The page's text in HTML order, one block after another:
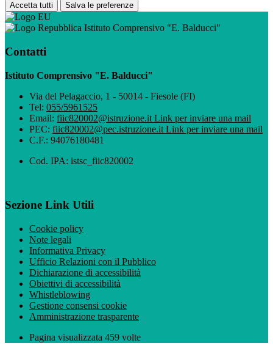
Accetta tutti Salva le preferenze
Istituto Comprensivo "E. Balducci"
Contatti
Istituto Comprensivo "E. Balducci"
Via del Pelagaccio, 1 - 50014 - Fiesole (FI)
Tel: 055/5961525
Email: fiic820002@istruzione.it Link per inviare una mail
PEC: fiic820002@pec.istruzione.it Link per inviare una mail
C.F.: 94076180481
Cod. IPA: istsc_fiic820002
Sezione Link Utili
Cookie policy
Note legali
Informativa Privacy
Ufficio Relazioni con il Pubblico
Dichiarazione di accessibilità
Obiettivi di accessibilità
Whistleblowing
Gestione consensi cookie
Amministrazione trasparente
Pagina visualizzata 459 volte